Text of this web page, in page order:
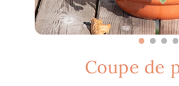
Coupe de